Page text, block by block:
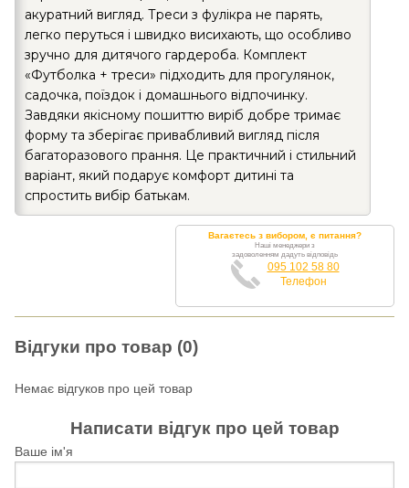
акуратний вигляд. Треси з фулікра не парять,
легко перуться і швидко висихають, що особливо
зручно для дитячого гардероба. Комплект
«Футболка + треси» підходить для прогулянок,
садочка, поїздок і домашнього відпочинку.
Завдяки якісному пошиттю виріб добре тримає
форму та зберігає привабливий вигляд після
багаторазового прання. Це практичний і стильний
варіант, який подарує комфорт дитині та
спростить вибір батькам.
Вагаєтесь з вибором, є питання?
Наші менеджери з
задоволенням дадуть відповідь
095 102 58 80
Телефон
Відгуки про товар (0)
Немає відгуков про цей товар
Написати відгук про цей товар
Ваше ім'я